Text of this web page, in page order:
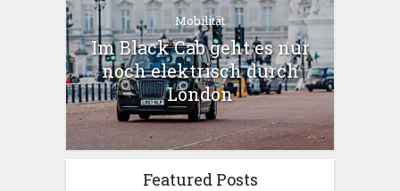
Mobilität
Im Black Cab geht es nur
noch elektrisch durch
London
Featured Posts